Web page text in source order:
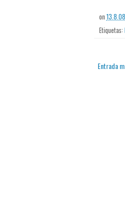
on 13.8.08
Etiquetas:
Entrada